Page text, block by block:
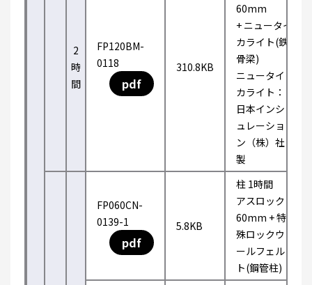
2
時
間
FP120BM-
0118
pdf
310.8KB
60mm
+ ニュータイ
カライト(鉄
骨梁)
ニュータイ
カライト：
日本インシ
ュレーショ
ン（株）社
製
FP060CN-
0139-1
pdf
5.8KB
柱 1時間
アスロック
60mm + 特
殊ロックウ
ールフェル
ト(鋼管柱)